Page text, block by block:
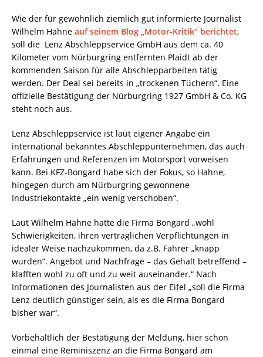
Wie der für gewöhnlich ziemlich gut informierte Journalist
Wilhelm Hahne auf seinem Blog „Motor-Kritik“ berichtet,
soll die Lenz Abschleppservice GmbH aus dem ca. 40
Kilometer vom Nürburgring entfernten Plaidt ab der
kommenden Saison für alle Abschlepparbeiten tätig
werden. Der Deal sei bereits in „trockenen Tüchern“. Eine
offizielle Bestätigung der Nürburgring 1927 GmbH & Co. KG
steht noch aus.
Lenz Abschleppservice ist laut eigener Angabe ein
international bekanntes Abschleppunternehmen, das auch
Erfahrungen und Referenzen im Motorsport vorweisen
kann. Bei KFZ-Bongard habe sich der Fokus, so Hahne,
hingegen durch am Nürburgring gewonnene
Industriekontakte „ein wenig verschoben“.
Laut Wilhelm Hahne hatte die Firma Bongard „wohl
Schwierigkeiten, ihren vertraglichen Verpflichtungen in
idealer Weise nachzukommen, da z.B. Fahrer „knapp
wurden“. Angebot und Nachfrage – das Gehalt betreffend –
klafften wohl zu oft und zu weit auseinander.“ Nach
Informationen des Journalisten aus der Eifel „soll die Firma
Lenz deutlich günstiger sein, als es die Firma Bongard
bisher war“.
Vorbehaltlich der Bestätigung der Meldung, hier schon
einmal eine Reminiszenz an die Firma Bongard am